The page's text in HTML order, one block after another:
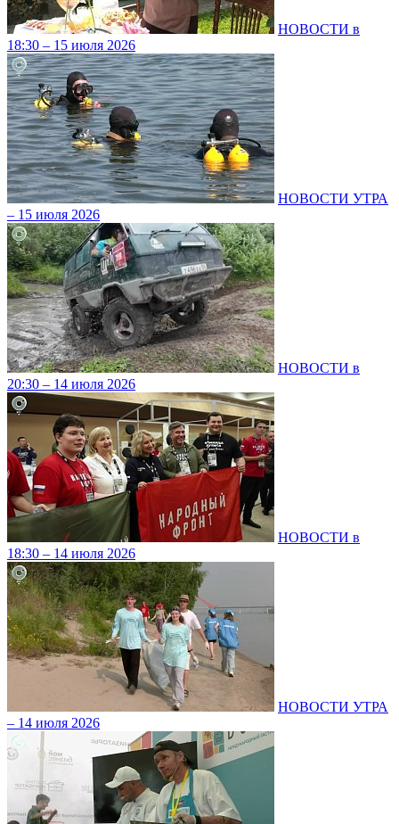
НОВОСТИ в
18:30 – 15 июля 2026
НОВОСТИ УТРА
– 15 июля 2026
НОВОСТИ в
20:30 – 14 июля 2026
НОВОСТИ в
18:30 – 14 июля 2026
НОВОСТИ УТРА
– 14 июля 2026